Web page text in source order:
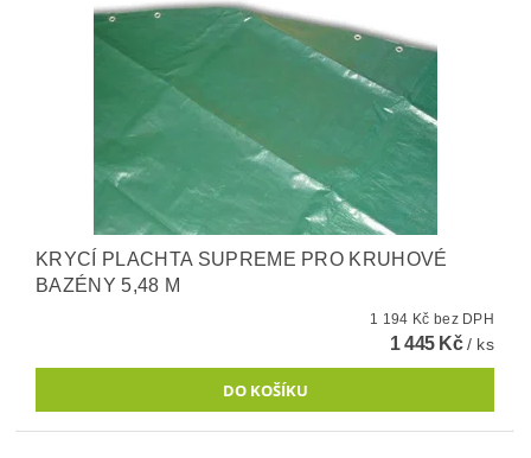
KRYCÍ PLACHTA SUPREME PRO KRUHOVÉ
BAZÉNY 5,48 M
1 194 Kč bez DPH
1 445 Kč/ ks